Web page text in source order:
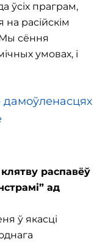
ўсіх праграм,
на расійскім
Мы сёння
умовах, і
распавёў
ад
ў якасці